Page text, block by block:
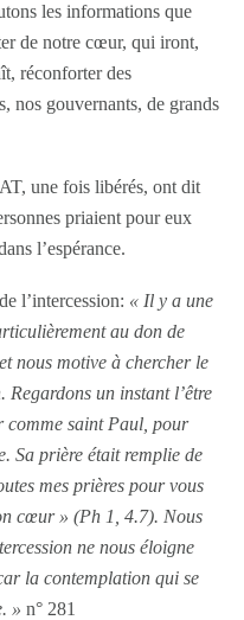
les informations que
de notre cœur, qui iront,
réconforter des
nos gouvernants, de grands
une fois libérés, ont dit
priaient pour eux
l’espérance.
l’intercession: « Il y a une
au don de
nous motive à chercher le
Regardons un instant l’être
comme saint Paul, pour
Sa prière était remplie de
mes prières pour vous
cœur » (Ph 1, 4.7). Nous
ne nous éloigne
la contemplation qui se
» n° 281